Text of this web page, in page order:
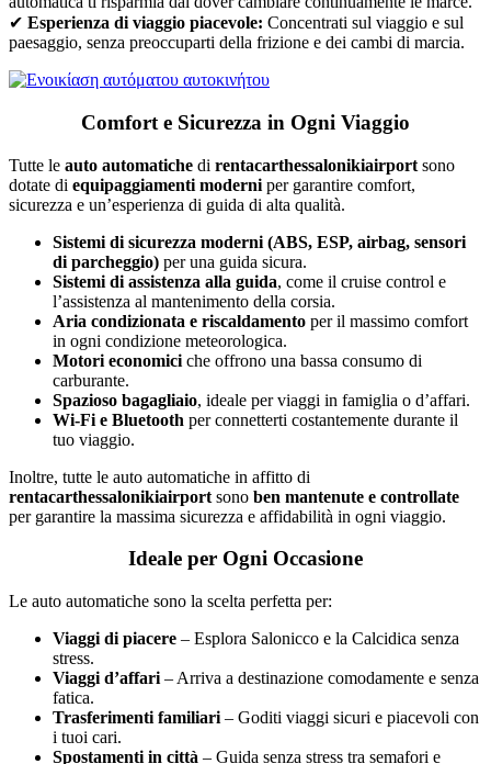
✔ Esperienza di viaggio piacevole: Concentrati sul viaggio e sul
paesaggio, senza preoccuparti della frizione e dei cambi di marcia.
Comfort e Sicurezza in Ogni Viaggio
Tutte le auto automatiche di rentacarthessalonikiairport sono
dotate di equipaggiamenti moderni per garantire comfort,
sicurezza e un’esperienza di guida di alta qualità.
Sistemi di sicurezza moderni (ABS, ESP, airbag, sensori
di parcheggio) per una guida sicura.
Sistemi di assistenza alla guida, come il cruise control e
l’assistenza al mantenimento della corsia.
Aria condizionata e riscaldamento per il massimo comfort
in ogni condizione meteorologica.
Motori economici che offrono una bassa consumo di
carburante.
Spazioso bagagliaio, ideale per viaggi in famiglia o d’affari.
Wi-Fi e Bluetooth per connetterti costantemente durante il
tuo viaggio.
Inoltre, tutte le auto automatiche in affitto di
rentacarthessalonikiairport sono ben mantenute e controllate
per garantire la massima sicurezza e affidabilità in ogni viaggio.
Ideale per Ogni Occasione
Le auto automatiche sono la scelta perfetta per:
Viaggi di piacere – Esplora Salonicco e la Calcidica senza
stress.
Viaggi d’affari – Arriva a destinazione comodamente e senza
fatica.
Trasferimenti familiari – Goditi viaggi sicuri e piacevoli con
i tuoi cari.
Spostamenti in città – Guida senza stress tra semafori e